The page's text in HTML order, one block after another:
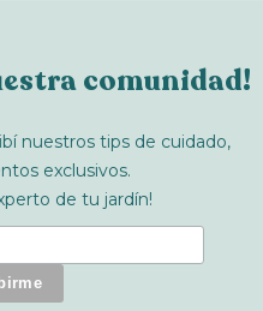
comunidad!
nuestros tips de cuidado,
exclusivos.
de tu jardín!